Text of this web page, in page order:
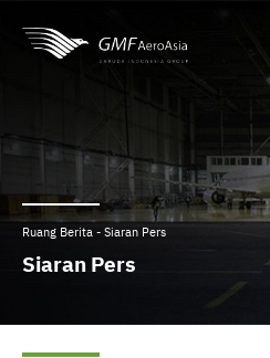
Ruang Berita - Siaran Pers
Siaran Pers